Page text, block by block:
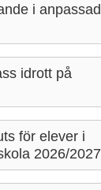
i anpassad
idrott på
för elever i
2026/2027